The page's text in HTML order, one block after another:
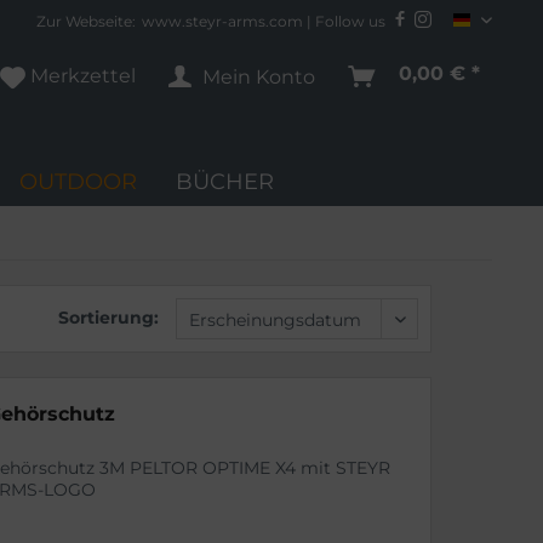
Zur Webseite: www.steyr-arms.com | Follow us STEYR
Merkzettel Mein Konto 0,00 € *
OUTDOOR BÜCHER
Sortierung:
3M PELTOR OPTIME X4 mit STEYR
LOGO